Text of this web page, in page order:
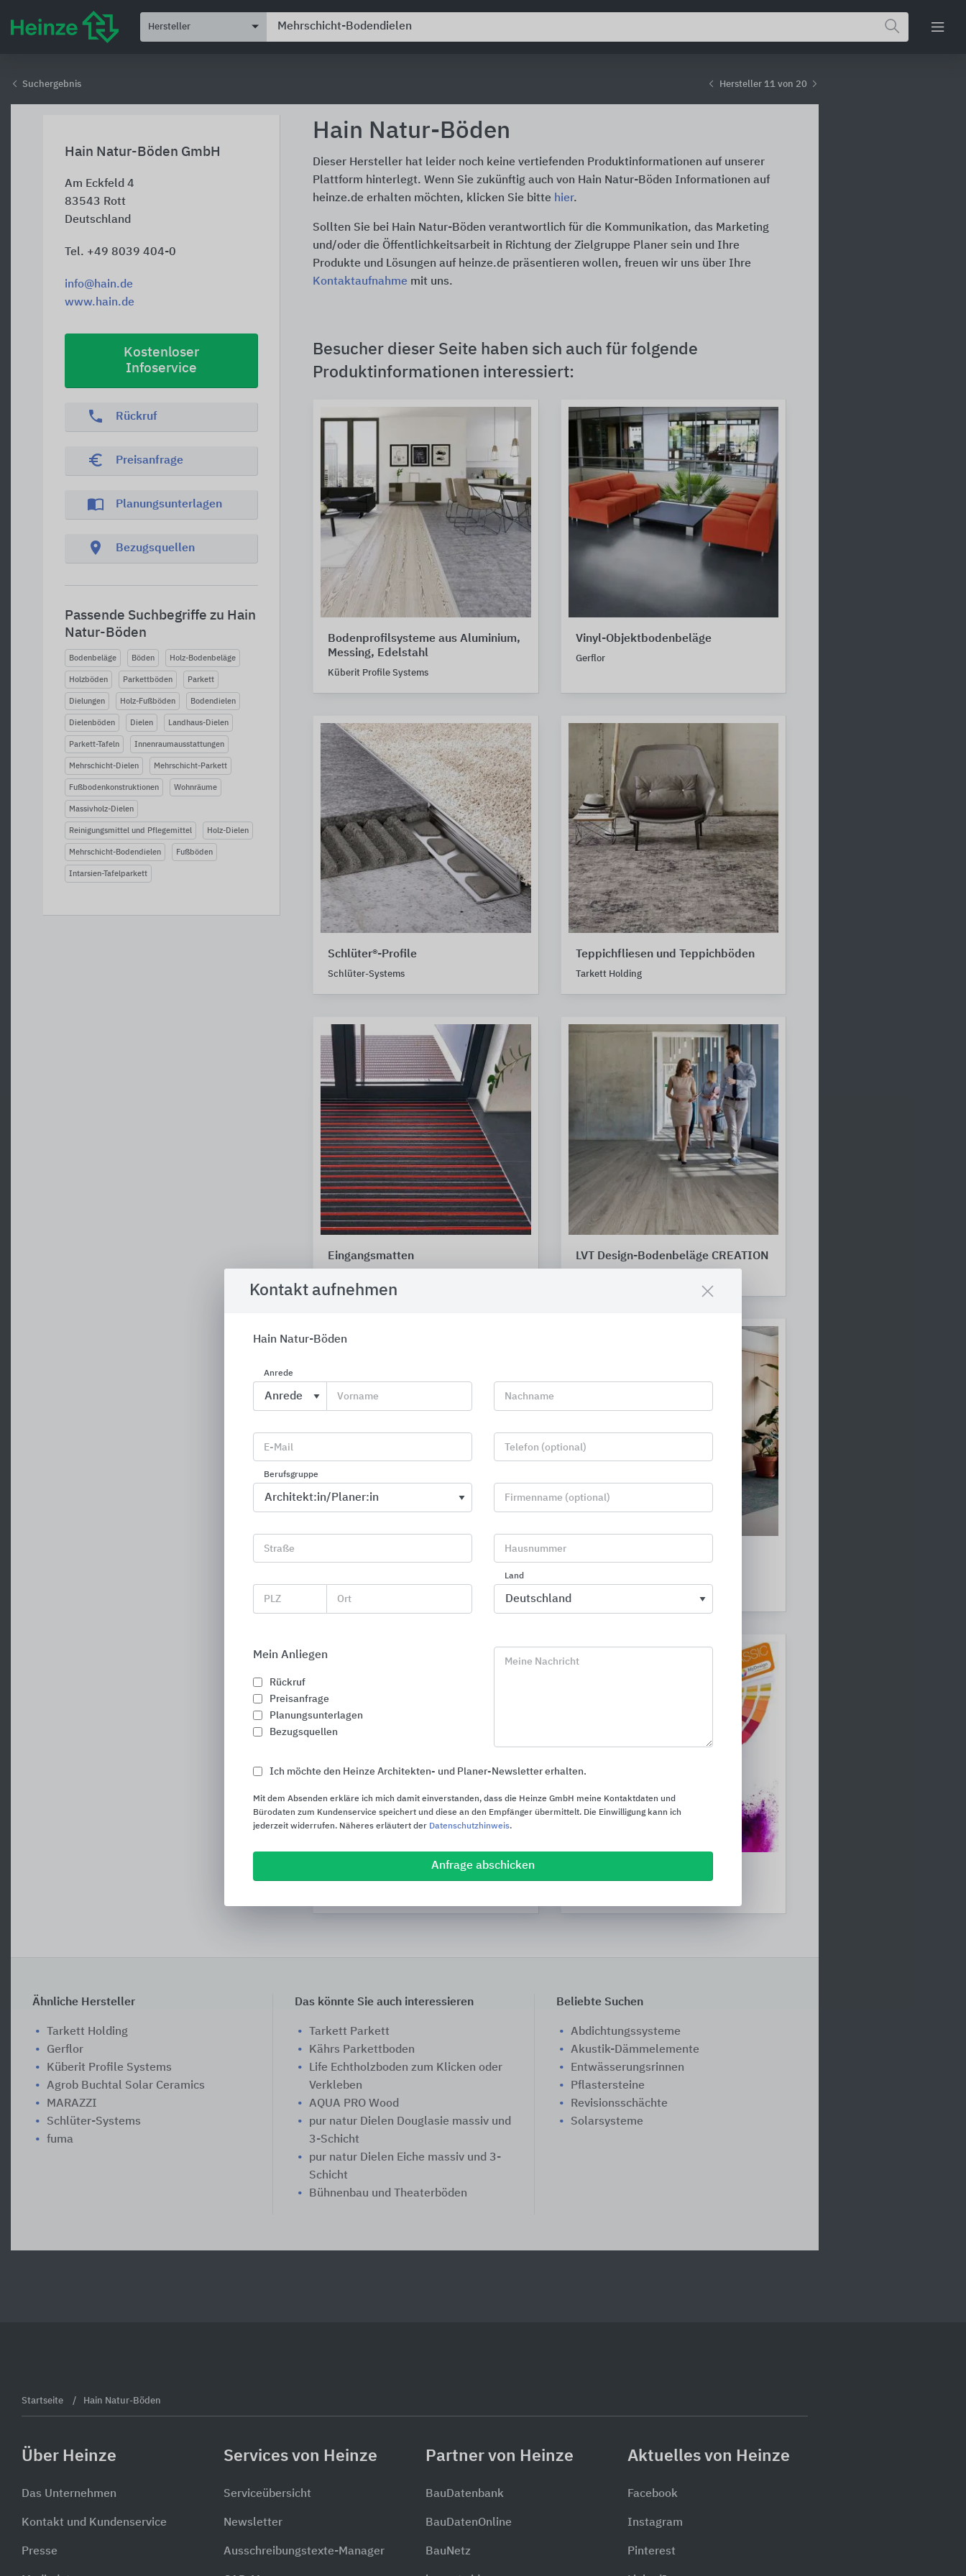
Hersteller
Suchergebnis Hersteller 11 von 20
Hain Natur-Böden GmbH
Am Eckfeld 4
83543 Rott
Deutschland
Tel. +49 8039 404-0
info@hain.de
www.hain.de
Kostenloser
Infoservice
phone Rückruf
euro_symbol Preisanfrage
import_contacts Planungsunterlagen
location_on Bezugsquellen
Passende Suchbegriffe zu Hain
Natur-Böden
Bodenbeläge Böden Holz-Bodenbeläge
Holzböden Parkettböden Parkett
Dielungen Holz-Fußböden Bodendielen
Dielenböden Dielen Landhaus-Dielen
Parkett-Tafeln Innenraumausstattungen
Mehrschicht-Dielen Mehrschicht-Parkett
Fußbodenkonstruktionen Wohnräume
Massivholz-Dielen
Reinigungsmittel und Pflegemittel Holz-Dielen
Mehrschicht-Bodendielen Fußböden
Intarsien-Tafelparkett
Hain Natur-Böden
Dieser Hersteller hat leider noch keine vertiefenden Produktinformationen auf unserer
Plattform hinterlegt. Wenn Sie zukünftig auch von Hain Natur-Böden Informationen auf
heinze.de erhalten möchten, klicken Sie bitte hier.
Sollten Sie bei Hain Natur-Böden verantwortlich für die Kommunikation, das Marketing
und/oder die Öffentlichkeitsarbeit in Richtung der Zielgruppe Planer sein und Ihre
Produkte und Lösungen auf heinze.de präsentieren wollen, freuen wir uns über Ihre
Kontaktaufnahme mit uns.
Besucher dieser Seite haben sich auch für folgende
Produktinformationen interessiert:
Bodenprofilsysteme aus Aluminium,
Messing, Edelstahl
Küberit Profile Systems
Vinyl-Objektbodenbeläge
Gerflor
Schlüter®-Profile
Schlüter-Systems
Teppichfliesen und Teppichböden
Tarkett Holding
Eingangsmatten LVT Design-Bodenbeläge CREATION
Keramikfliesen für Wand und Boden
Ähnliche Hersteller
Tarkett Holding
Gerflor
Küberit Profile Systems
Agrob Buchtal Solar Ceramics
MARAZZI
Schlüter-Systems
fuma
Das könnte Sie auch interessieren
Tarkett Parkett
Kährs Parkettboden
Life Echtholzboden zum Klicken oder
Verkleben
AQUA PRO Wood
pur natur Dielen Douglasie massiv und
3-Schicht
pur natur Dielen Eiche massiv und 3-
Schicht
Bühnenbau und Theaterböden
Beliebte Suchen
Abdichtungssysteme
Akustik-Dämmelemente
Entwässerungsrinnen
Pflastersteine
Revisionsschächte
Solarsysteme
Kontakt aufnehmen
Hain Natur-Böden
Anrede
Vorname Nachname
E-Mail Telefon (optional)
Berufsgruppe
Firmenname (optional)
Straße Hausnummer
PLZ Ort
Land
Mein Anliegen
Rückruf
Preisanfrage
Planungsunterlagen
Bezugsquellen
Meine Nachricht
Ich möchte den Heinze Architekten- und Planer-Newsletter erhalten.
Mit dem Absenden erkläre ich mich damit einverstanden, dass die Heinze GmbH meine Kontaktdaten und
Bürodaten zum Kundenservice speichert und diese an den Empfänger übermittelt. Die Einwilligung kann ich
jederzeit widerrufen. Näheres erläutert der Datenschutzhinweis.
Anfrage abschicken
Startseite Hain Natur-Böden
Über Heinze
Das Unternehmen
Kontakt und Kundenservice
Presse
Services von Heinze
Serviceübersicht
Newsletter
Ausschreibungstexte-Manager
Partner von Heinze
BauDatenbank
BauDatenOnline
BauNetz
Aktuelles von Heinze
Facebook
Instagram
Pinterest